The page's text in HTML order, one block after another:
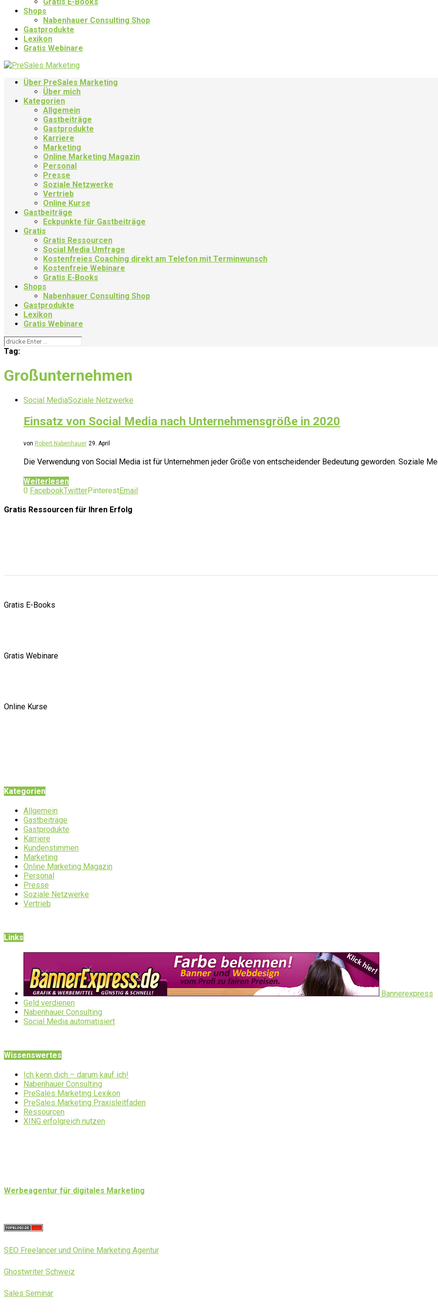
Shops
Nabenhauer Consulting Shop
Gastprodukte
Lexikon
Gratis Webinare
Über PreSales Marketing
Über mich
Kategorien
Allgemein
Gastbeiträge
Gastprodukte
Karriere
Marketing
Online Marketing Magazin
Personal
Presse
Soziale Netzwerke
Vertrieb
Online Kurse
Gastbeiträge
Eckpunkte für Gastbeiträge
Gratis
Gratis Ressourcen
Social Media Umfrage
Kostenfreies Coaching direkt am Telefon mit Terminwunsch
Kostenfreie Webinare
Gratis E-Books
Shops
Nabenhauer Consulting Shop
Gastprodukte
Lexikon
Gratis Webinare
Tag:
Großunternehmen
Social MediaSoziale Netzwerke
Einsatz von Social Media nach Unternehmensgröße in 2020
von Robert Nabenhauer 29. April
Die Verwendung von Social Media ist für Unternehmen jeder Größe von entscheidender Bedeutung geworden. Soziale
Weiterlesen
0 FacebookTwitterPinterestEmail
Gratis Ressourcen für Ihren Erfolg
Gratis E-Books
Gratis Webinare
Online Kurse
Kategorien
Allgemein
Gastbeiträge
Gastprodukte
Karriere
Kundenstimmen
Marketing
Online Marketing Magazin
Personal
Presse
Soziale Netzwerke
Vertrieb
Links
Bannerexpress
Geld verdienen
Nabenhauer Consulting
Social Media automatisiert
Wissenswertes
Ich kenn dich – darum kauf ich!
Nabenhauer Consulting
PreSales Marketing Lexikon
PreSales Marketing Praxisleitfaden
Ressourcen
XING erfolgreich nutzen
Werbeagentur für digitales Marketing
SEO Freelancer und Online Marketing Agentur
Ghostwriter Schweiz
Sales Seminar